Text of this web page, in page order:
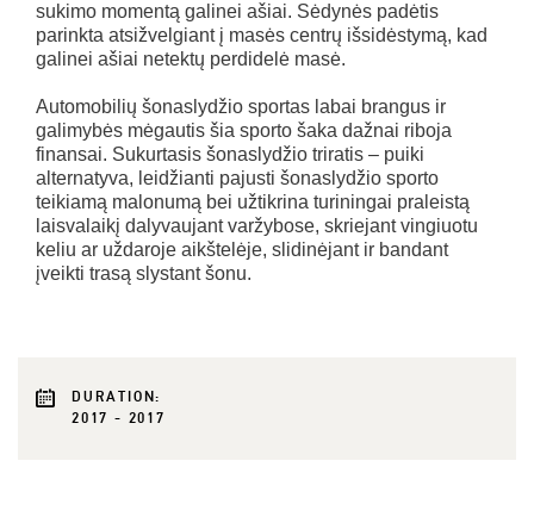
sukimo momentą galinei ašiai. Sėdynės padėtis
parinkta atsižvelgiant į masės centrų išsidėstymą, kad
galinei ašiai netektų perdidelė masė.
Automobilių šonaslydžio sportas labai brangus ir
galimybės mėgautis šia sporto šaka dažnai riboja
finansai. Sukurtasis šonaslydžio triratis – puiki
alternatyva, leidžianti pajusti šonaslydžio sporto
teikiamą malonumą bei užtikrina turiningai praleistą
laisvalaikį dalyvaujant varžybose, skriejant vingiuotu
keliu ar uždaroje aikštelėje, slidinėjant ir bandant
įveikti trasą slystant šonu.
DURATION:
2017 - 2017